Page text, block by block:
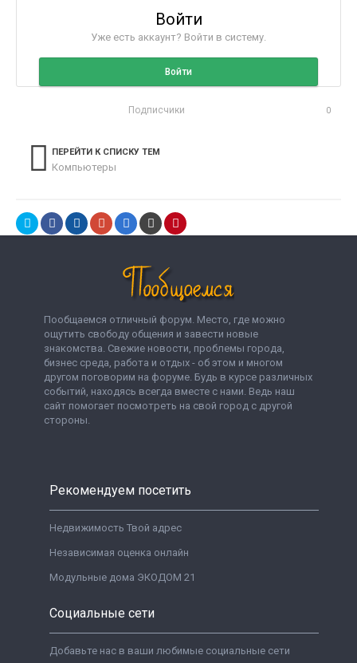
Войти
Уже есть аккаунт? Войти в систему.
Войти
Подписчики 0
ПЕРЕЙТИ К СПИСКУ ТЕМ
Компьютеры
Пообщаемся отличный форум. Место, где можно
ощутить свободу общения и завести новые
знакомства. Свежие новости, проблемы города,
бизнес среда, работа и отдых - об этом и многом
другом поговорим на форуме. Будь в курсе различных
событий, находясь всегда вместе с нами. Ведь наш
сайт помогает посмотреть на свой город с другой
стороны.
Рекомендуем посетить
Недвижимость Твой адрес
Независимая оценка онлайн
Модульные дома ЭКОДОМ 21
Социальные сети
Добавьте нас в ваши любимые социальные сети